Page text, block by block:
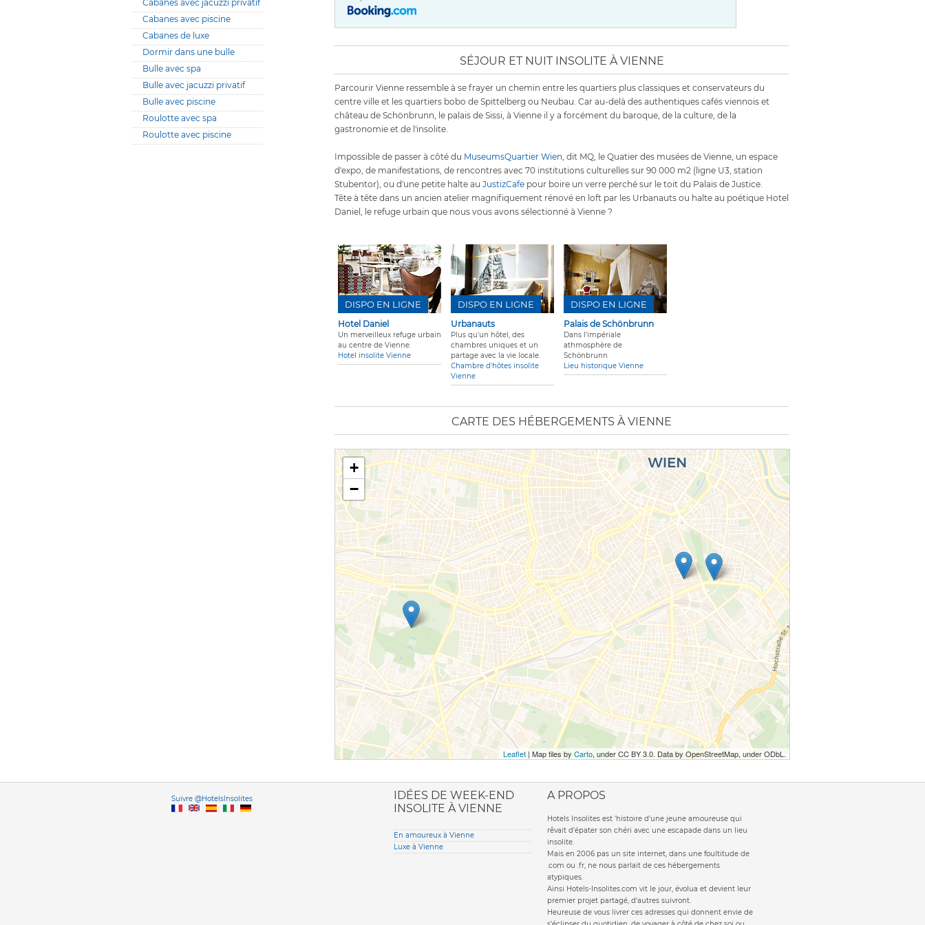
Cabanes avec jacuzzi privatif
Cabanes avec piscine
Cabanes de luxe
Dormir dans une bulle
Bulle avec spa
Bulle avec jacuzzi privatif
Bulle avec piscine
Roulotte avec spa
Roulotte avec piscine
SÉJOUR ET NUIT INSOLITE À VIENNE
Parcourir Vienne ressemble à se frayer un chemin entre les quartiers plus classiques et conservateurs du
centre ville et les quartiers bobo de Spittelberg ou Neubau. Car au-delà des authentiques cafés viennois et
château de Schönbrunn, le palais de Sissi, à Vienne il y a forcément du baroque, de la culture, de la
gastronomie et de l'insolite.
Impossible de passer à côté du MuseumsQuartier Wien, dit MQ, le Quatier des musées de Vienne, un espace
d'expo, de manifestations, de rencontres avec 70 institutions culturelles sur 90 000 m2 (ligne U3, station
Stubentor), ou d'une petite halte au JustizCafe pour boire un verre perché sur le toit du Palais de Justice.
Tête à tête dans un ancien atelier magnifiquement rénové en loft par les Urbanauts ou halte au poétique Hotel
Daniel, le refuge urbain que nous vous avons sélectionné à Vienne ?
Hotel Daniel
Un merveilleux refuge urbain
au centre de Vienne.
Hotel insolite Vienne
DISPO EN LIGNE
Urbanauts
Plus qu'un hôtel, des
chambres uniques et un
partage avec la vie locale.
Chambre d'hôtes insolite
Vienne
DISPO EN LIGNE
Palais de Schönbrunn
Dans l'impériale
athmosphère de
Schönbrunn
Lieu historique Vienne
DISPO EN LIGNE
CARTE DES HÉBERGEMENTS À VIENNE
+
−
Leaflet | Map tiles by Carto, under CC BY 3.0. Data by OpenStreetMap, under ODbL.
Suivre @HotelsInsolitesVersione italiana
IDÉES DE WEEK-END
INSOLITE À VIENNE
En amoureux à Vienne
Luxe à Vienne
A PROPOS
Hotels Insolites est 'histoire d'une jeune amoureuse qui
rêvait d'épater son chéri avec une escapade dans un lieu
insolite.
Mais en 2006 pas un site internet, dans une foultitude de
.com ou .fr, ne nous parlait de ces hébergements
atypiques.
Ainsi Hotels-Insolites.com vit le jour, évolua et devient leur
premier projet partagé, d'autres suivront.
Heureuse de vous livrer ces adresses qui donnent envie de